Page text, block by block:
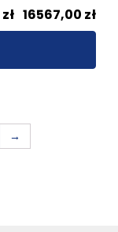
zł 16567,00 zł
→